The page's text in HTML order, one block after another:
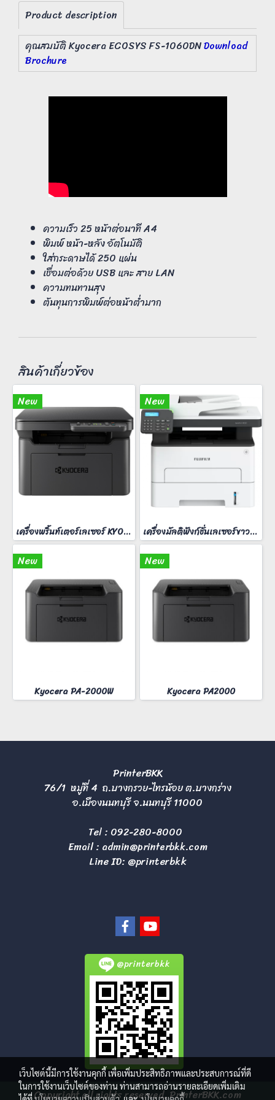
Product description
คุณสมบัติ Kyocera ECOSYS FS-1060DNDownload
Brochure
ความเร็ว 25 หน้าต่อนาที A4
พิมพ์ หน้า-หลัง อัตโนมัติ
ใส่กระดาษได้ 250 แผ่น
เชื่อมต่อด้วย USB และ สาย LAN
ความทนทานสุง
ต้นทุนการพิมพ์ต่อหน้าต่ำมาก
สินค้าเกี่ยวข้อง
New
เครื่องพริ้นท์เตอร์เลเซอร์ KYOCERA MA-2000W
New
เครื่องมัลติฟังก์ชั่นเลเซอร์ขาวดำ FUJIFilm ApeosPort 3410SD
New
Kyocera PA-2000W
New
Kyocera PA2000
PrinterBKK
76/1 หมู่ที่ 4 ถ.บางกรวย-ไทรน้อย ต.บางกร่าง
อ.เมืองนนทบุรี จ.นนทบุรี 11000
Tel : 092-280-8000
Email : admin@printerbkk.com
Line ID: @printerbkk
@printerbkk
Copyright all rights reserved. PrinterBKK.com
เว็บไซต์นี้มีการใช้งานคุกกี้ เพื่อเพิ่มประสิทธิภาพและประสบการณ์ที่ดี
ในการใช้งานเว็บไซต์ของท่าน ท่านสามารถอ่านรายละเอียดเพิ่มเติม